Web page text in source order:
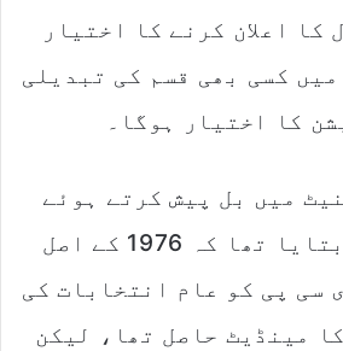
کا اعلان کرنے کا اختیار
کسی بھی قسم کی تبدیلی
کا اختیار ہوگا۔
میں بل پیش کرتے ہوئے
وزیر قانون نے بتایا تھا کہ 1976 کے اصل
سی پی کو عام انتخابات کی
مینڈیٹ حاصل تھا، لیکن